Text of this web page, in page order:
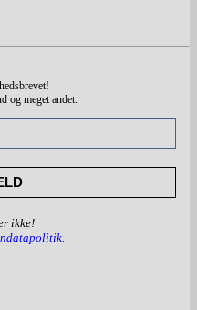
og meget andet.
ikke!